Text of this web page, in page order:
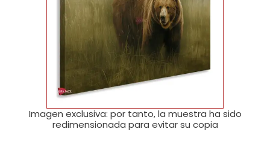
Imagen exclusiva: por tanto, la muestra ha sido
redimensionada para evitar su copia